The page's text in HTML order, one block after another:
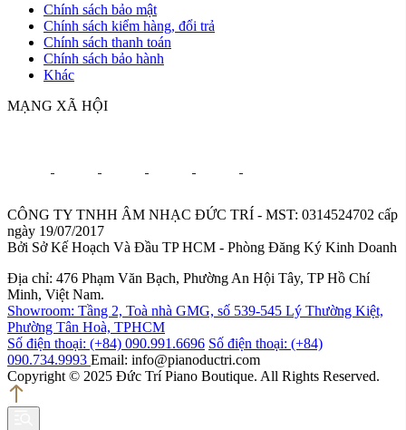
Chính sách bảo mật
Chính sách kiểm hàng, đổi trả
Chính sách thanh toán
Chính sách bảo hành
Khác
MẠNG XÃ HỘI
CÔNG TY TNHH ÂM NHẠC ĐỨC TRÍ - MST: 0314524702 cấp
ngày 19/07/2017
Bởi Sở Kế Hoạch Và Đầu TP HCM - Phòng Đăng Ký Kinh Doanh
Địa chỉ: 476 Phạm Văn Bạch, Phường An Hội Tây, TP Hồ Chí
Minh, Việt Nam.
Showroom: Tầng 2, Toà nhà GMG, số 539-545 Lý Thường Kiệt,
Phường Tân Hoà, TPHCM
Số điện thoại: (+84) 090.991.6696 Số điện thoại: (+84)
090.734.9993 Email: info@pianoductri.com
Copyright © 2025 Đức Trí Piano Boutique. All Rights Reserved.